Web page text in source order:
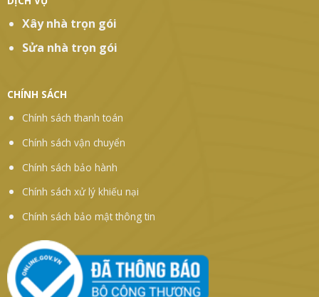
DỊCH VỤ
Xây nhà trọn gói
Sửa nhà trọn gói
CHÍNH SÁCH
Chính sách thanh toán
Chính sách vận chuyển
Chính sách bảo hành
Chính sách xử lý khiếu nại
Chính sách bảo mật thông tin